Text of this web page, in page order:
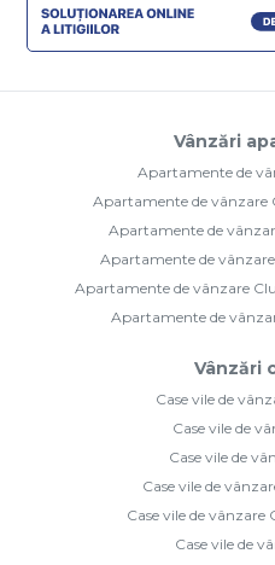
Vânzări
Apartamente de
Apartamente de vânzare
Apartamente de
Apartamente de
Apartamente de vânzare
Apartamente de
Vânzări
Case vile de
Case vile de
Case vile de
Case vile de
Case vile de
Case vile de